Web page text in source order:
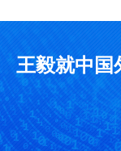
王毅就中国